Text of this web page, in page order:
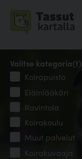
Valitse kategoria(t)
Koirapuisto
Eläinlääkäri
Ravintola
Koirakoulu
Muut palvelut
Koirakuvaaja